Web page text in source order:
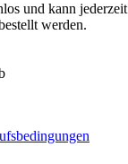
und kann
werden.